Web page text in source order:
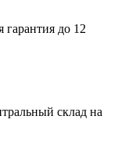
гарантия до 12
склад на